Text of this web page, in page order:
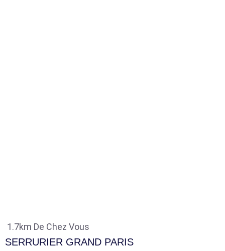
1.7km De Chez Vous
SERRURIER GRAND PARIS